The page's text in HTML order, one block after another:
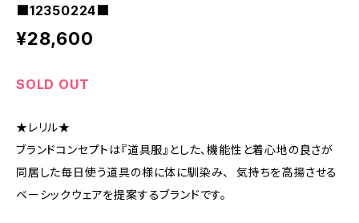
■12350224■
¥28,600
SOLD OUT
★レリル★
ブランドコンセプトは『道具服』とした、機能性と着心地の良さが
同居した毎日使う道具の様に体に馴染み、 気持ちを高揚させる
ベーシックウェアを提案するブランドです。